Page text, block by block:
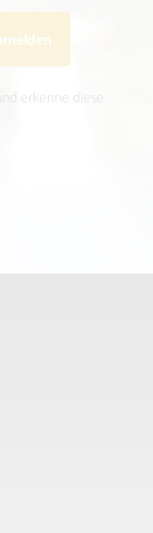
erkenne diese